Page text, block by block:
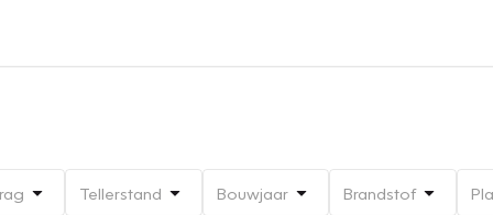
Tellerstand Bouwjaar Brandstof